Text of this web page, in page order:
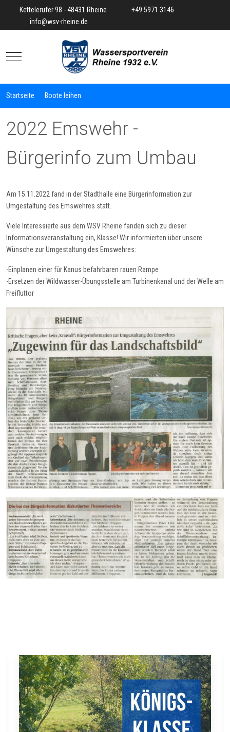
Kettelerufer 98 - 48431 Rheine
+49 5971 3146
info@wsv-rheine.de
Mobile Menu Toggle
Startseite Boote leihen
2022 Emswehr -
Bürgerinfo zum Umbau
Am 15.11.2022 fand in der Stadthalle eine Bürgerinformation zur
Umgestaltung des Emswehres statt.
Viele Interessierte aus dem WSV Rheine fanden sich zu dieser
Informationsveranstaltung ein, Klasse! Wir informierten über unsere
Wünsche zur Umgestaltung des Emswehres:
-Einplanen einer für Kanus befahrbaren rauen Rampe
-Ersetzen der Wildwasser-Übungsstelle am Turbinenkanal und der Welle am
Freifluttor